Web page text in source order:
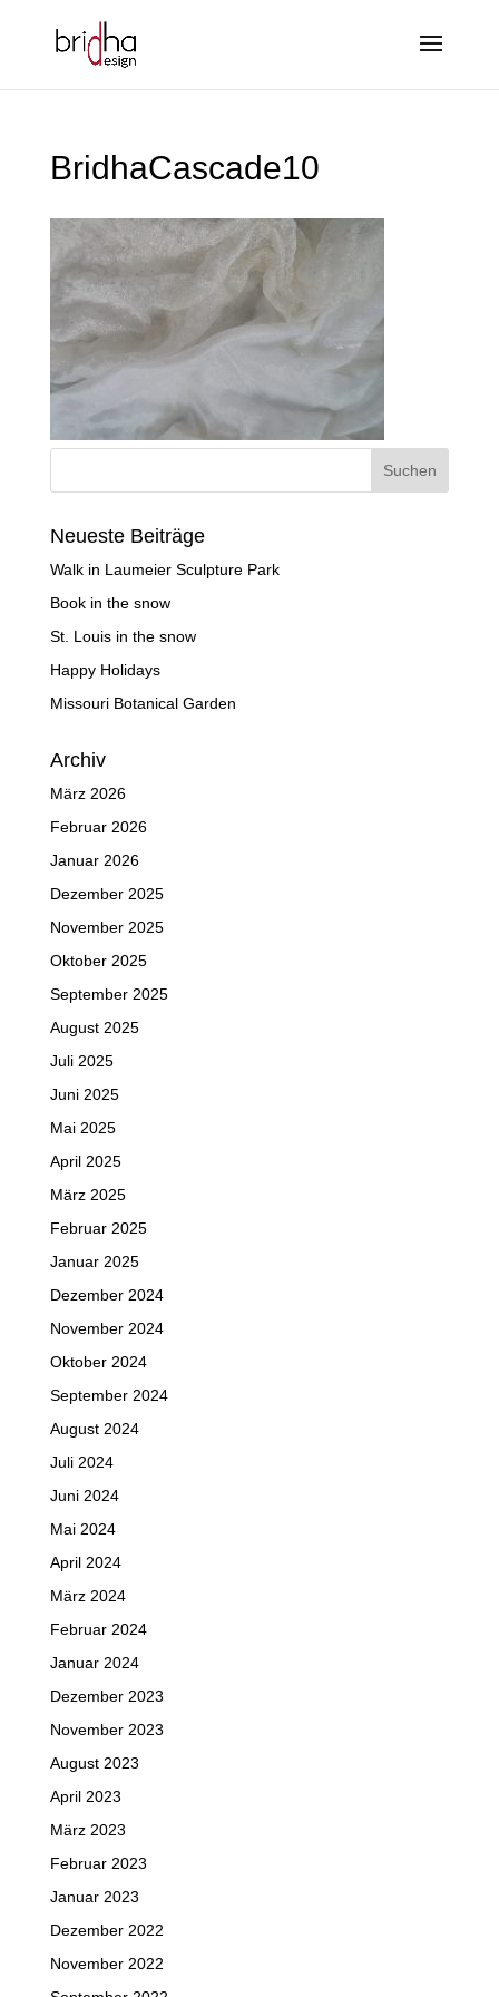
BridhaCascade10
Neueste Beiträge
Walk in Laumeier Sculpture Park
Book in the snow
St. Louis in the snow
Happy Holidays
Missouri Botanical Garden
Archiv
März 2026
Februar 2026
Januar 2026
Dezember 2025
November 2025
Oktober 2025
September 2025
August 2025
Juli 2025
Juni 2025
Mai 2025
April 2025
März 2025
Februar 2025
Januar 2025
Dezember 2024
November 2024
Oktober 2024
September 2024
August 2024
Juli 2024
Juni 2024
Mai 2024
April 2024
März 2024
Februar 2024
Januar 2024
Dezember 2023
November 2023
August 2023
April 2023
März 2023
Februar 2023
Januar 2023
Dezember 2022
November 2022